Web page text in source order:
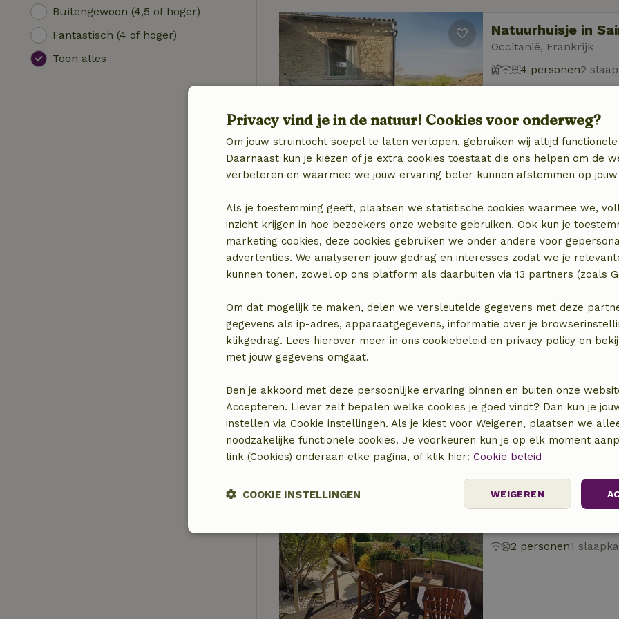
Natuurhuisje in
Occitanië, Frankrijk
4 personen2
Occitanië, Frankrijk
4 personen 2
Natuurhuisje in St
4 personen2
Natuurhuisje in
2 personen1
Buitengewoon (4,5 of hoger)
Fantastisch (4 of hoger)
Toon alles
Privacy vind je in de natuur! Cookies voor onderweg?
Om jouw struintocht soepel te laten verlopen, gebruiken wij altijd functionele
Daarnaast kun je kiezen of je extra cookies toestaat die ons helpen om de
verbeteren en waarmee we jouw ervaring beter kunnen afstemmen op
Als je toestemming geeft, plaatsen we statistische cookies waarmee we,
inzicht krijgen in hoe bezoekers onze website gebruiken. Ook kun je
marketing cookies, deze cookies gebruiken we onder andere voor
advertenties. We analyseren jouw gedrag en interesses zodat we je
kunnen tonen, zowel op ons platform als daarbuiten via 13 partners (zoals
Om dat mogelijk te maken, delen we versleutelde gegevens met deze
gegevens als ip-adres, apparaatgegevens, informatie over je
klikgedrag. Lees hierover meer in ons cookiebeleid en privacy policy en
met jouw gegevens omgaat.
Ben je akkoord met deze persoonlijke ervaring binnen en buiten onze
Accepteren. Liever zelf bepalen welke cookies je goed vindt? Dan kun je
instellen via Cookie instellingen. Als je kiest voor Weigeren, plaatsen we
noodzakelijke functionele cookies. Je voorkeuren kun je op elk moment
link (Cookies) onderaan elke pagina, of klik hier: Cookie beleid
WEIGEREN
COOKIE INSTELLINGEN
Strikt noodzakelijk Prestatie Targeting